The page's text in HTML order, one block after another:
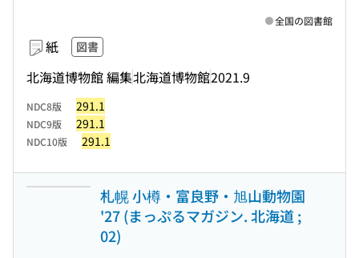
紙 図書
北海道博物館 編集北海道博物館2021.9
全国の図書館
NDC8版 291.1
NDC9版 291.1
NDC10版 291.1
札幌 小樽・富良野・旭山動物園
'27 (まっぷるマガジン. 北海道 ;
02)